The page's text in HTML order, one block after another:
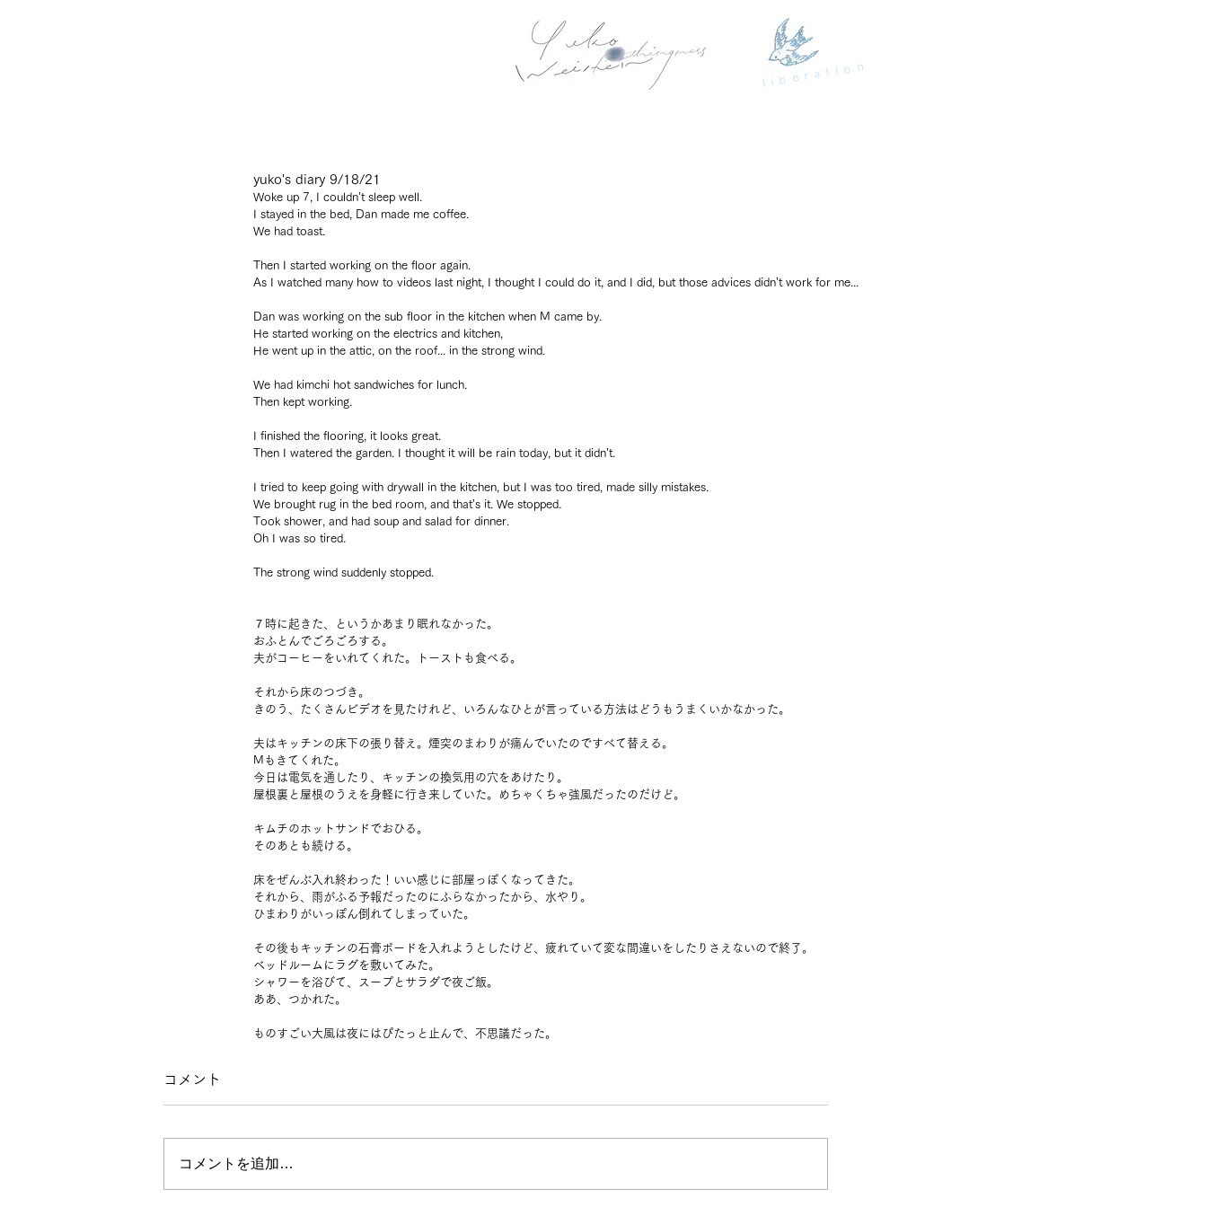
liberation
yuko's diary 9/18/21
Woke up 7, I couldn’t sleep well.
I stayed in the bed, Dan made me coffee.
We had toast.
Then I started working on the floor again.
As I watched many how to videos last night, I thought I could do it, and I did, but those advices didn’t work for me...
Dan was working on the sub floor in the kitchen when M came by.
He started working on the electrics and kitchen,
He went up in the attic, on the roof... in the strong wind.
We had kimchi hot sandwiches for lunch.
Then kept working.
I finished the flooring, it looks great.
Then I watered the garden. I thought it will be rain today, but it didn’t.
I tried to keep going with drywall in the kitchen, but I was too tired, made silly mistakes.
We brought rug in the bed room, and that’s it. We stopped.
Took shower, and had soup and salad for dinner.
Oh I was so tired.
The strong wind suddenly stopped.
７時に起きた、というかあまり眠れなかった。
おふとんでごろごろする。
夫がコーヒーをいれてくれた。トーストも食べる。
それから床のつづき。
きのう、たくさんビデオを見たけれど、いろんなひとが言っている方法はどうもうまくいかなかった。
夫はキッチンの床下の張り替え。煙突のまわりが痛んでいたのですべて替える。
Mもきてくれた。
今日は電気を通したり、キッチンの換気用の穴をあけたり。
屋根裏と屋根のうえを身軽に行き来していた。めちゃくちゃ強風だったのだけど。
キムチのホットサンドでおひる。
そのあとも続ける。
床をぜんぶ入れ終わった！いい感じに部屋っぽくなってきた。
それから、雨がふる予報だったのにふらなかったから、水やり。
ひまわりがいっぽん倒れてしまっていた。
その後もキッチンの石膏ボードを入れようとしたけど、疲れていて変な間違いをしたりさえないので終了。
ベッドルームにラグを敷いてみた。
シャワーを浴びて、スープとサラダで夜ご飯。
ああ、つかれた。
ものすごい大風は夜にはぴたっと止んで、不思議だった。
コメント
コメントを追加…